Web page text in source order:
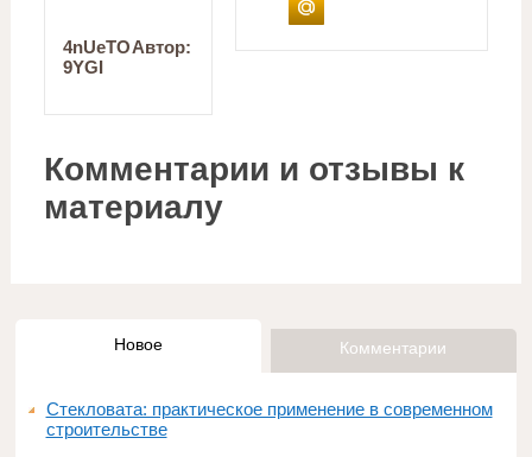
Автор:
4nUeTO
9YGI
Комментарии и отзывы к
материалу
Новое Комментарии
Стекловата: практическое применение в современном
строительстве